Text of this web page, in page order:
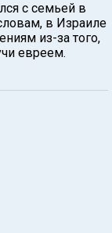
с семьей в
в Израиле
из-за того,
евреем.